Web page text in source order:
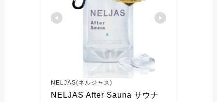
NELJAS(ネルジャス)
NELJAS After Sauna サウナ